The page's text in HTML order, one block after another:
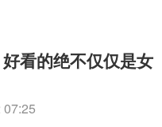
好看的绝不仅仅是女
07:25